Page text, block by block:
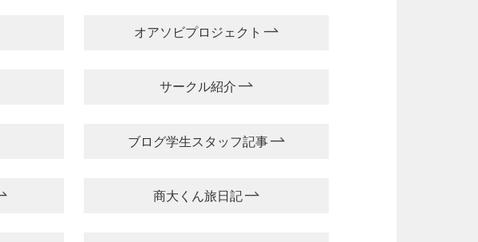
オアソビプロジェクト
サークル紹介
ブログ学生スタッフ記事
商大くん旅日記